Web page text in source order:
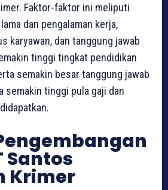
Faktor-faktor ini meliputi
dan pengalaman kerja,
karyawan, dan tanggung jawab
tinggi tingkat pendidikan
semakin besar tanggung jawab
semakin tinggi pula gaji dan
Santos
Krimer